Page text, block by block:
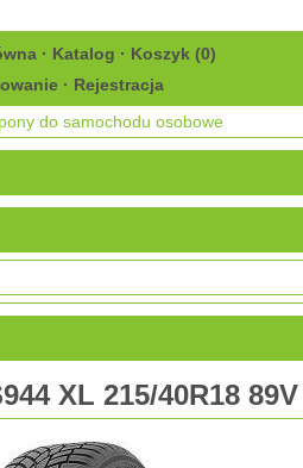
· Katalog · Koszyk (0)
· Rejestracja
do samochodu osobowe
XL 215/40R18 89V